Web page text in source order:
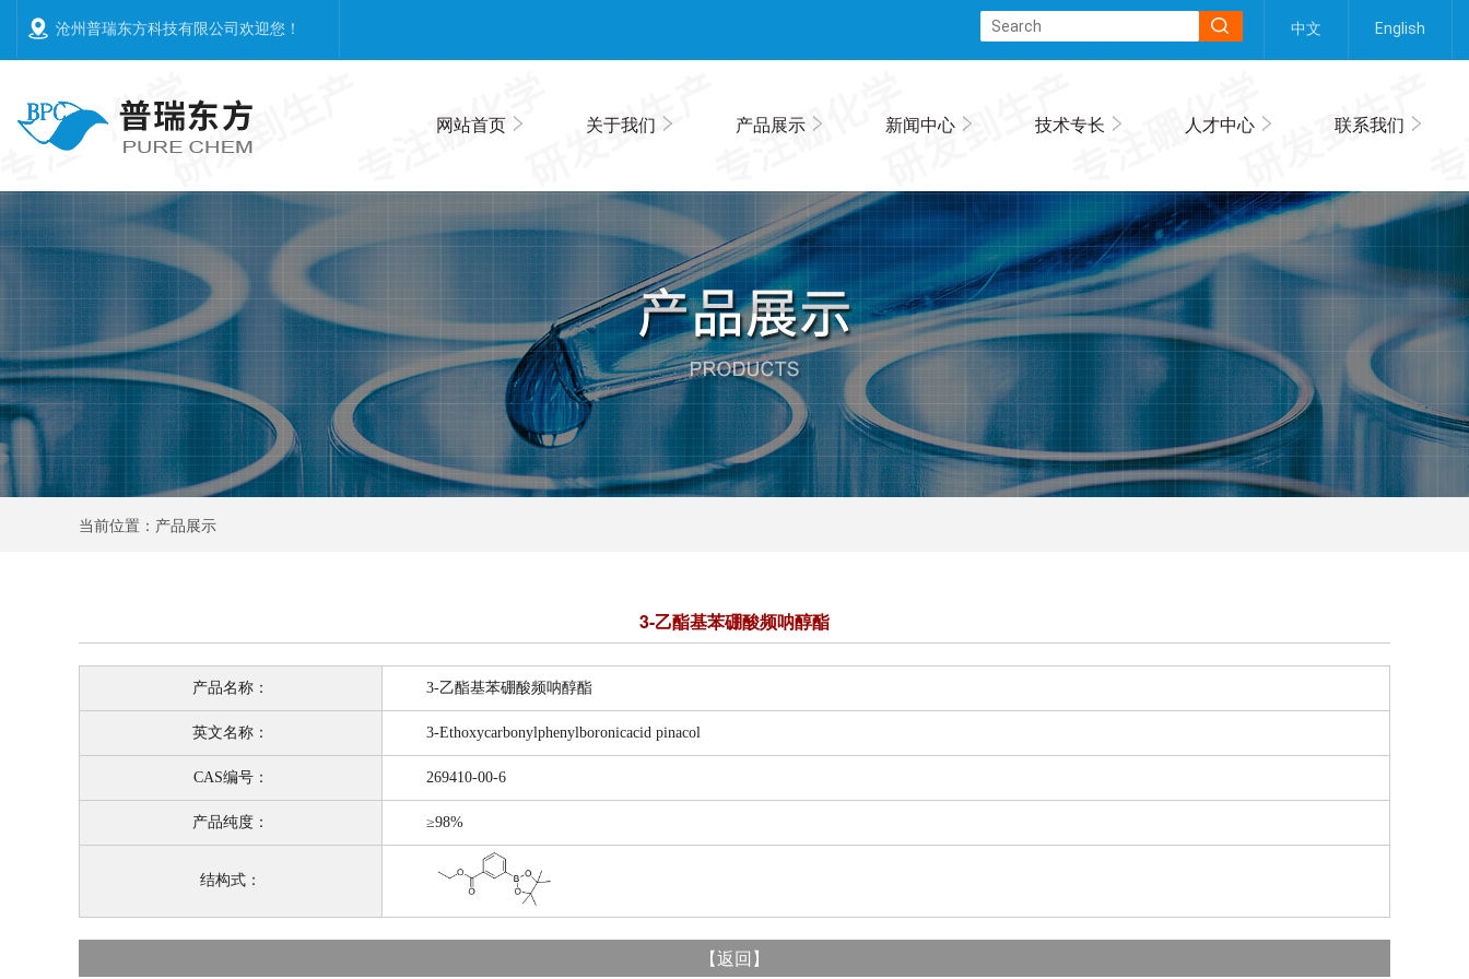
沧州普瑞东方科技有限公司欢迎您 ！ 中文 English
网站首页 关于我们 产品展示 新闻中心 技术专长 人才中心 联系我们
当前位置：产品展示
3-乙酯基苯硼酸频呐醇酯
产品名称： 3-乙酯基苯硼酸频呐醇酯
英文名称： 3-Ethoxycarbonylphenylboronicacid pinacol
CAS编号： 269410-00-6
产品纯度： ≥98%
结构式：
【返回】